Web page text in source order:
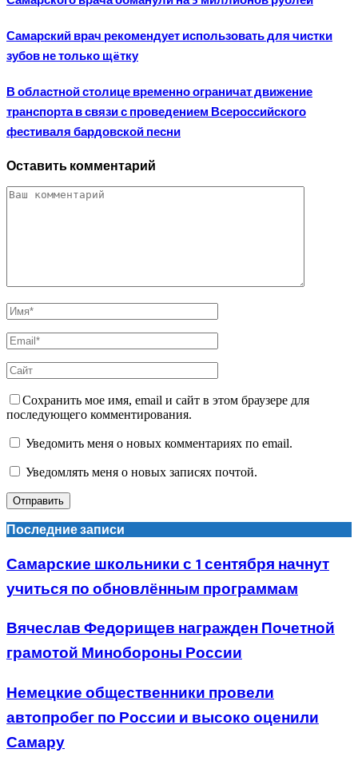
Самарский врач рекомендует использовать для чистки
зубов не только щëтку
В областной столице временно ограничат движение
транспорта в связи с проведением Всероссийского
фестиваля бардовской песни
Оставить комментарий
Сохранить мое имя, email и сайт в этом браузере для
последующего комментирования.
Уведомить меня о новых комментариях по email.
Уведомлять меня о новых записях почтой.
Последние записи
Самарские школьники с 1 сентября начнут
учиться по обновлённым программам
Вячеслав Федорищев награжден Почетной
грамотой Минобороны России
Немецкие общественники провели
автопробег по России и высоко оценили
Самару